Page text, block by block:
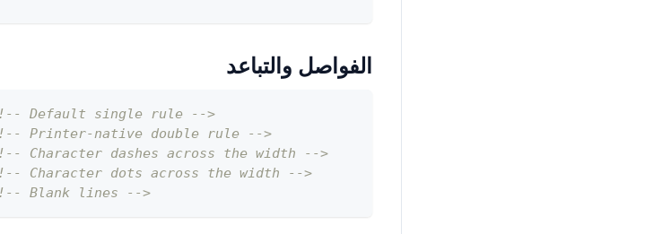
الفواصل والتباعد
Default single rule -->
Printer-native double rule -->
Character dashes across the width -->
Character dots across the width -->
Blank lines -->